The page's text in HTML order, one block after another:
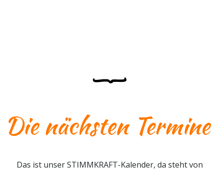
Das ist unser STIMMKRAFT-Kalender, da steht von